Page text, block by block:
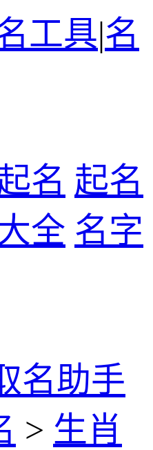
工具|名
名 起名
全 名字
名助手
> 生肖